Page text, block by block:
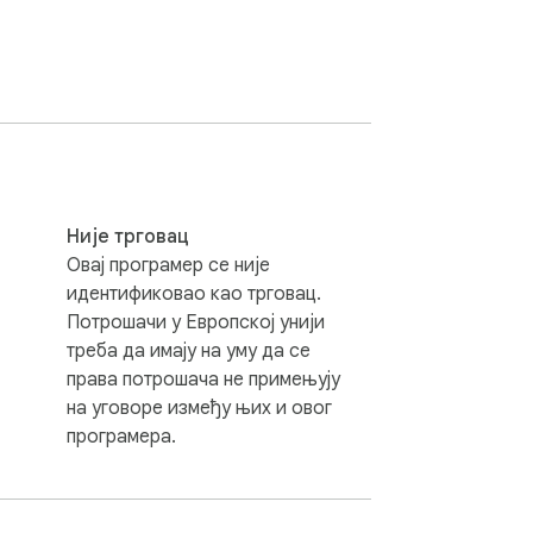
It is designed to be a "set and forget"
This means that some links on
Није трговац
Овај програмер се није
идентификовао као трговац.
Потрошачи у Европској унији
треба да имају на уму да се
права потрошача не примењују
на уговоре између њих и овог
програмера.